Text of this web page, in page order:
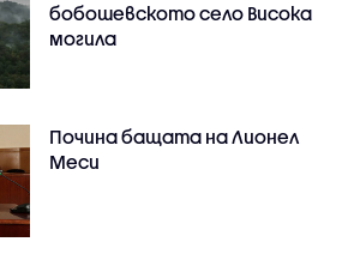
бобошевското село Висока
могила
Почина бащата на Лионел
Меси